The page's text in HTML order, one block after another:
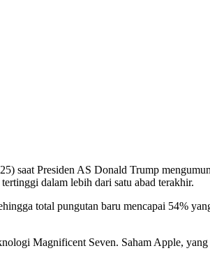
saat Presiden AS Donald Trump
dalam lebih dari satu abad terakhir.
total pungutan baru mencapai 54%
Magnificent Seven. Saham Apple,